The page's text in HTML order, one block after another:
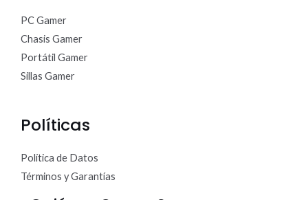
PC Gamer
Chasis Gamer
Portátil Gamer
Sillas Gamer
Políticas
Política de Datos
Términos y Garantías